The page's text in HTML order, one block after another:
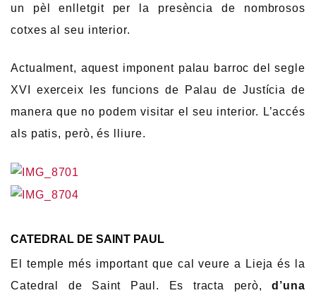
un pèl enlletgit per la presència de nombrosos
cotxes al seu interior.
Actualment, aquest imponent palau barroc del segle
XVI exerceix les funcions de Palau de Justícia de
manera que no podem visitar el seu interior. L’accés
als patis, però, és lliure.
CATEDRAL DE SAINT PAUL
El temple més important que cal veure a Lieja és la
Catedral de Saint Paul. Es tracta però,d’una